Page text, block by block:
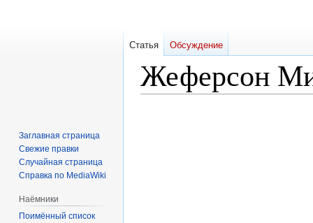
Жеферсон
Статья Обсуждение
Заглавная страница
Свежие правки
Случайная страница
Справка по MediaWiki
Наёмники
Поимённый список